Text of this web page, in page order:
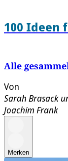
100 Ideen
Alle
Von
Sarah Brasack
Joachim Frank
Merken